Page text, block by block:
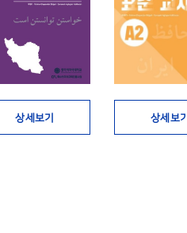
상세보기 상세보